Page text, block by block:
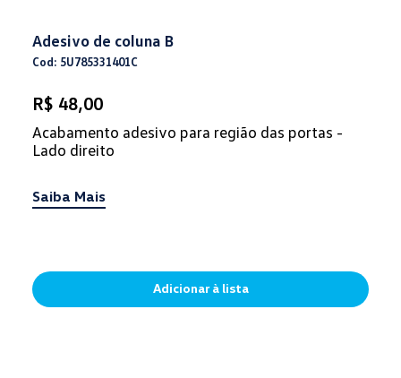
Adesivo de coluna B
Cod: 5U785331401C
R$ 48,00
Acabamento adesivo para região das portas -
Lado direito
Saiba Mais
Adicionar à lista